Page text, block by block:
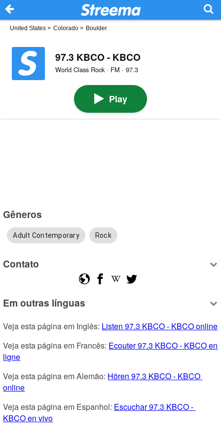
United States > Colorado > Boulder
97.3 KBCO - KBCO
World Class Rock · FM · 97.3
Play
Gêneros
Adult Contemporary Rock
Contato
Em outras línguas
Veja esta página em Inglês: Listen 97.3 KBCO - KBCO online
Veja esta página em Francês: Ecouter 97.3 KBCO - KBCO en
ligne
Veja esta página em Alemão: Hören 97.3 KBCO - KBCO
online
Veja esta página em Espanhol: Escuchar 97.3 KBCO -
KBCO en vivo